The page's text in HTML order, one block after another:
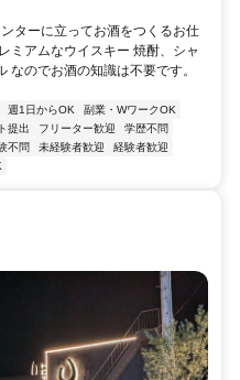
ターに立ってお酒をつくるお仕
ミアムなウイスキー 焼酎、シャ
なのでお酒の知識は不要です。
週1日からOK
副業・WワークOK
提出 フリーター歓迎
学歴不問
不問 未経験者歓迎
経験者歓迎